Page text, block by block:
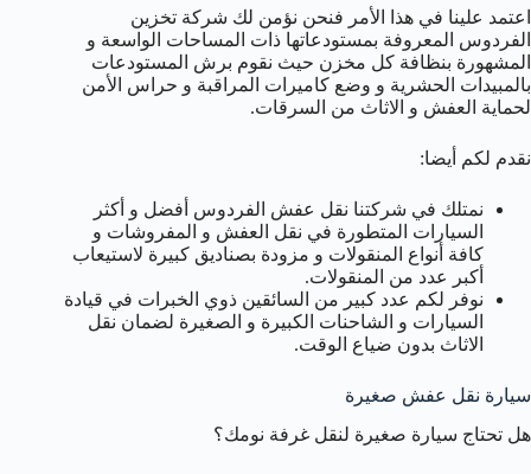
اعتمد علينا في هذا الأمر فنحن نؤمن لك شركة تخزين
الفردوس المعروفة بمستودعاتها ذات المساحات الواسعة و
المشهورة بنظافة كل مخزن حيث نقوم برش المستودعات
بالمبيدات الحشرية و وضع كاميرات المراقبة و حراس الأمن
لحماية العفش و الاثاث من السرقات.
نقدم لكم أيضا:
نمتلك في شركتنا نقل عفش الفردوس أفضل و أكثر
السيارات المتطورة في نقل العفش و المفروشات و
كافة أنواع المنقولات و مزودة بصناديق كبيرة لاستيعاب
أكبر عدد من المنقولات.
نوفر لكم عدد كبير من السائقين ذوي الخبرات في قيادة
السيارات و الشاحنات الكبيرة و الصغيرة لضمان نقل
الاثاث بدون ضياع الوقت.
سيارة نقل عفش صغيرة
هل تحتاج سيارة صغيرة لنقل غرفة نومك؟